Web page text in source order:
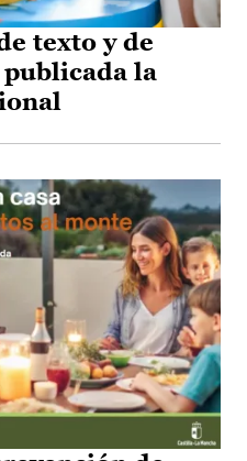
texto y de
la